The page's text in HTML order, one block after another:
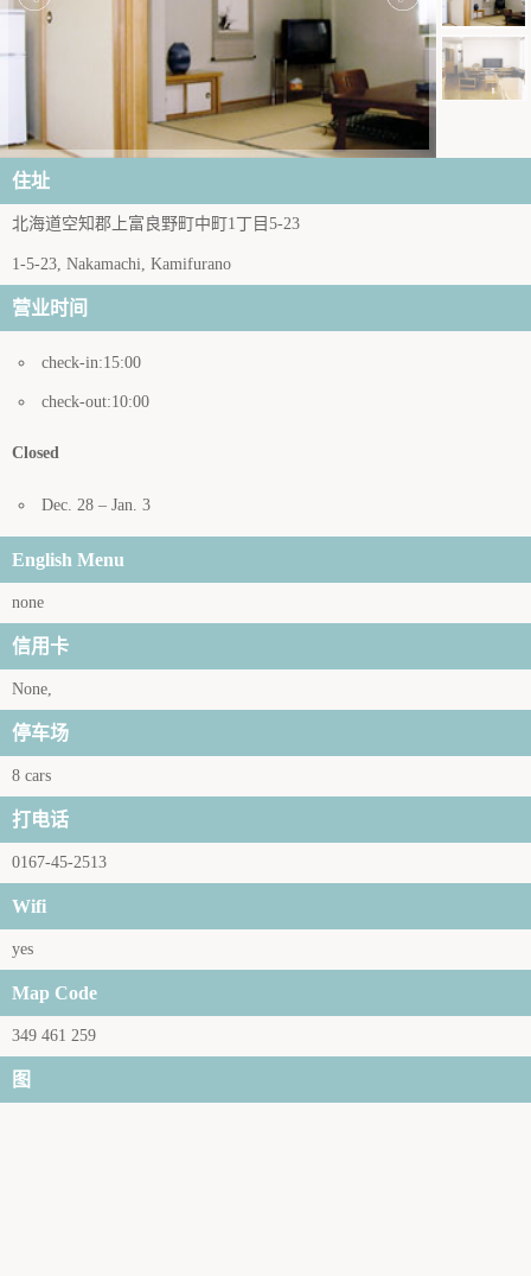
住址
北海道空知郡上富良野町中町1丁目5-23
1-5-23, Nakamachi, Kamifurano
营业时间
check-in:15:00
check-out:10:00
Closed
Dec. 28 – Jan. 3
English Menu
none
信用卡
None,
停车场
8 cars
打电话
0167-45-2513
Wifi
yes
Map Code
349 461 259
图